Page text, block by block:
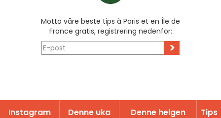
Motta våre beste tips à Paris et en Île de
France gratis, registrering nedenfor:
>
Instagram Denne uka Denne helgen Tips